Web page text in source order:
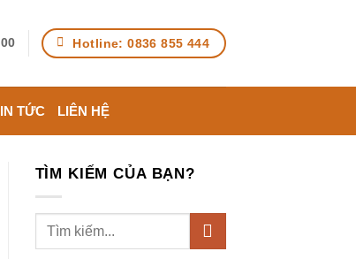
Hotline: 0836 855 444
TỨC LIÊN HỆ
TÌM KIẾM CỦA BẠN?